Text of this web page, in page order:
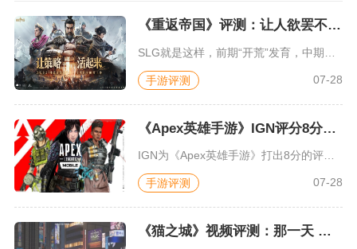
《重返帝国》评测：让人欲罢不能的新一代策略游戏
手游评测 07-28
《Apex英雄手游》IGN评分8分：对游戏未来抱有期待
IGN为《Apex英雄手游》打出8分的评价，测评者认为，《A...
手游评测 07-28
《猫之城》视频评测：那一天 我家的猫变成了猫娘